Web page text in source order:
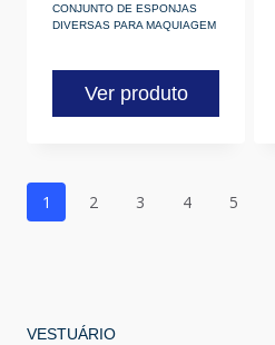
CONJUNTO DE ESPONJAS
DIVERSAS PARA MAQUIAGEM
Ver produto
1 2 3 4 5
VESTUÁRIO